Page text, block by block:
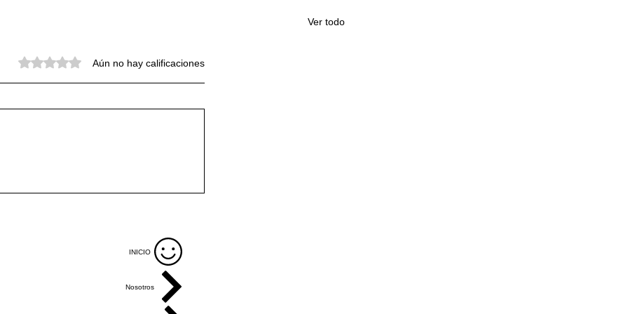
Ver todo
Obtuvo 0 de 5 estrellas.Aún no hay calificaciones
INICIO
Nosotros